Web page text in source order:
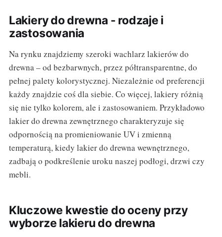
Lakiery do drewna - rodzaje i
zastosowania
Na rynku znajdziemy szeroki wachlarz lakierów do
drewna – od bezbarwnych, przez półtransparentne, do
pełnej palety kolorystycznej. Niezależnie od preferencji
każdy znajdzie coś dla siebie. Co więcej, lakiery różnią
się nie tylko kolorem, ale i zastosowaniem. Przykładowo
lakier do drewna zewnętrznego charakteryzuje się
odpornością na promieniowanie UV i zmienną
temperaturą, kiedy lakier do drewna wewnętrznego,
zadbają o podkreślenie uroku naszej podłogi, drzwi czy
mebli.
Kluczowe kwestie do oceny przy
wyborze lakieru do drewna